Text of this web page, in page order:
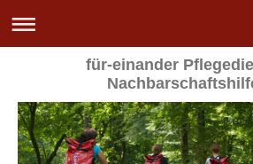
für-einander